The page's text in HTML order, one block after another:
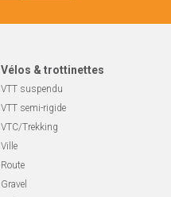
Vélos & trottinettes
VTT suspendu
VTT semi-rigide
VTC/Trekking
Ville
Route
Gravel